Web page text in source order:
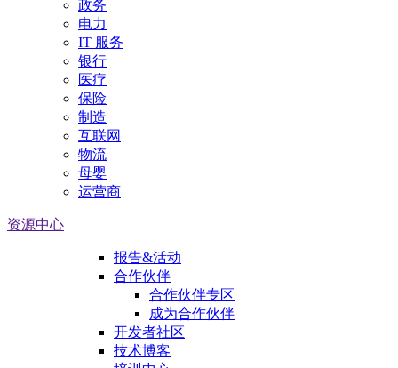
政务
电力
IT 服务
银行
医疗
保险
制造
互联网
物流
母婴
运营商
资源中心
报告&活动
合作伙伴
合作伙伴专区
成为合作伙伴
开发者社区
技术博客